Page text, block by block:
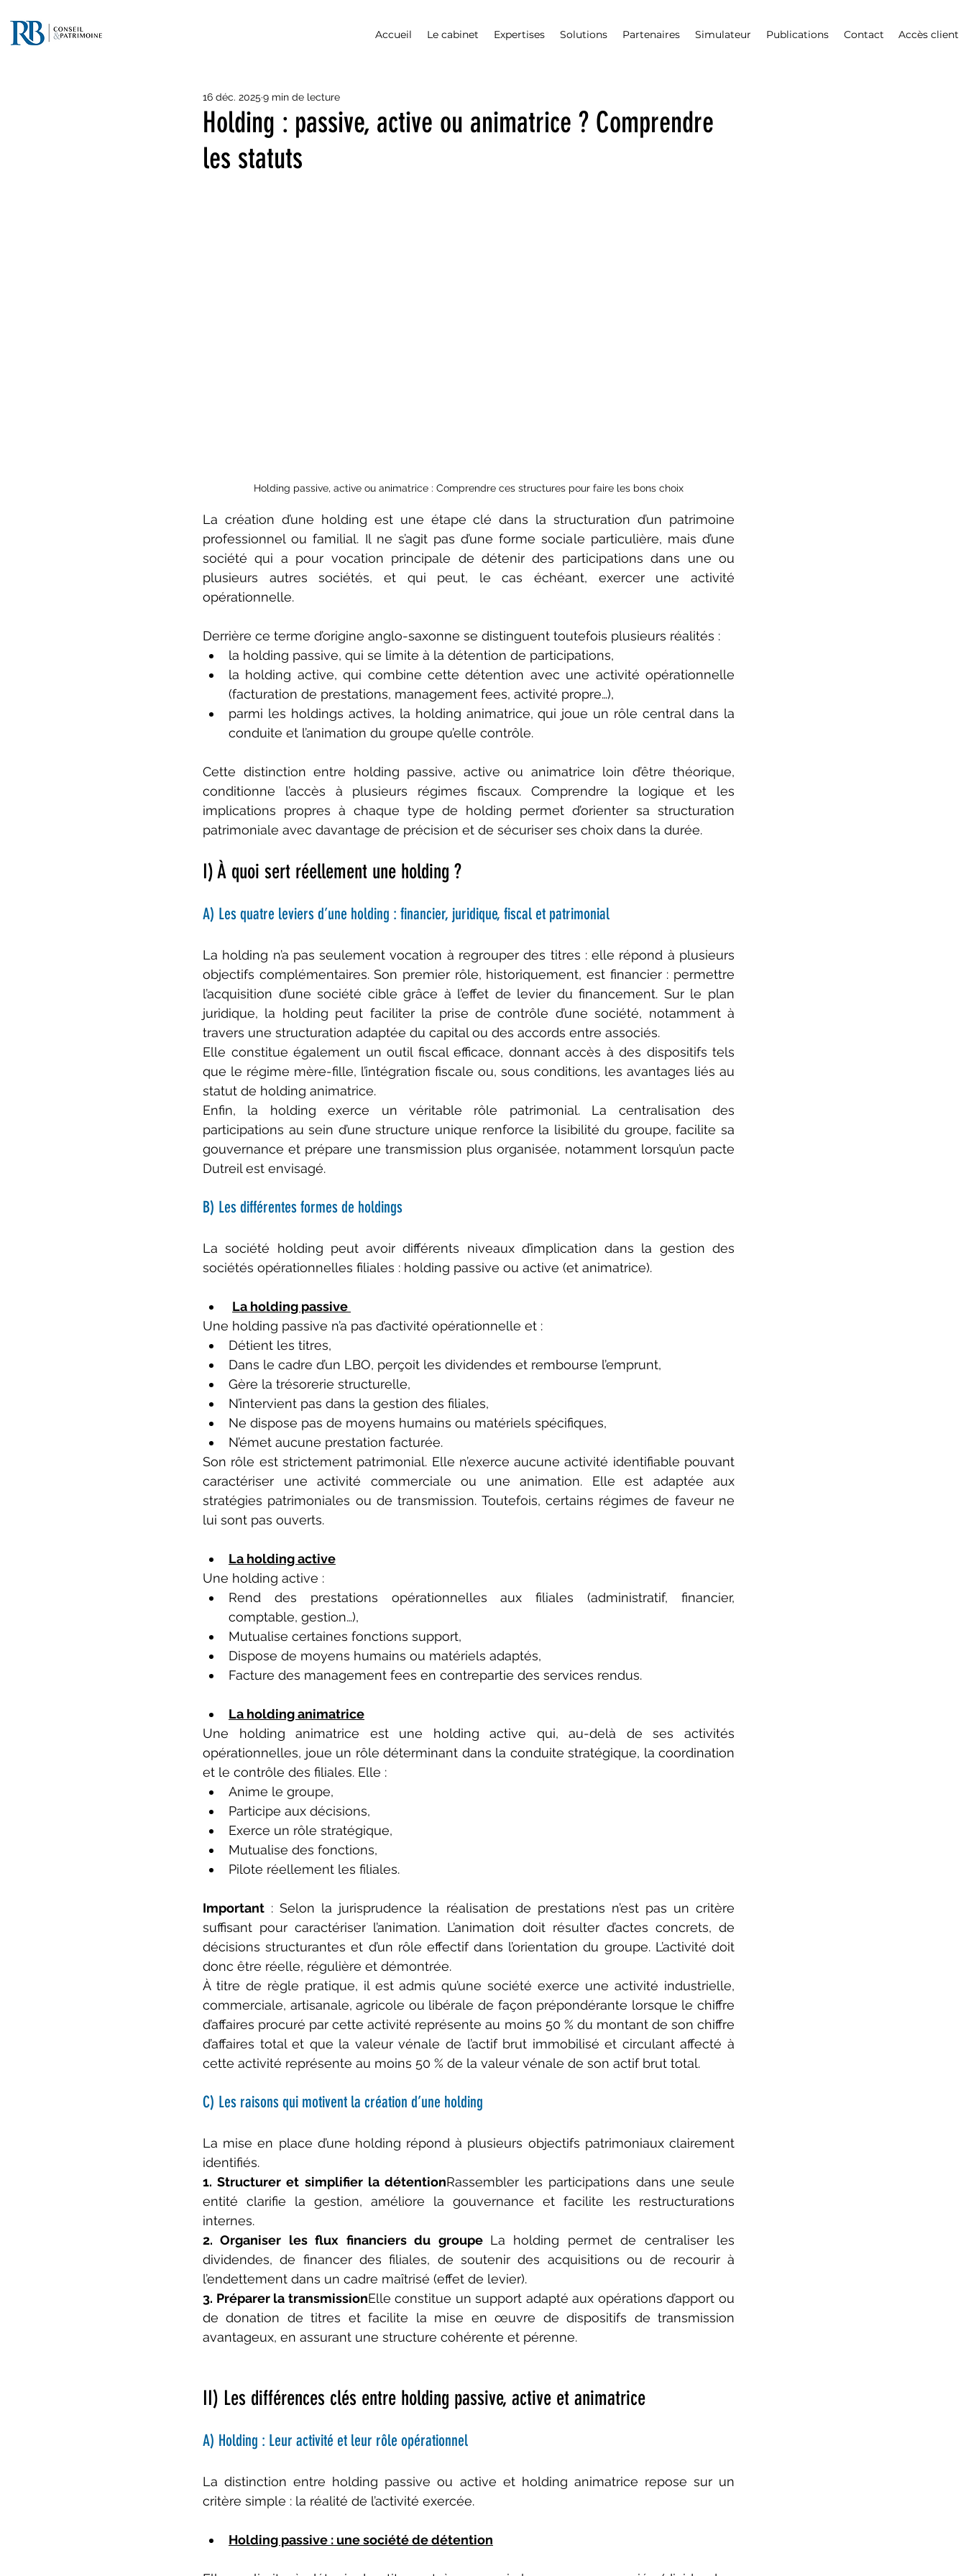
Accueil Le cabinet Expertises Solutions Partenaires Simulateur Publications Contact Accès client
Holding : passive, active ou animatrice ? Comprendre
les statuts
16 déc. 2025 9 min de lecture
Holding passive, active ou animatrice : Comprendre ces structures pour faire les bons choix
La création d’une holding est une étape clé dans la structuration d’un patrimoine
professionnel ou familial. Il ne s’agit pas d’une forme sociale particulière, mais d’une
société qui a pour vocation principale de détenir des participations dans une ou
plusieurs autres sociétés, et qui peut, le cas échéant, exercer une activité
opérationnelle.
Derrière ce terme d’origine anglo-saxonne se distinguent toutefois plusieurs réalités :
la holding passive, qui se limite à la détention de participations,
la holding active, qui combine cette détention avec une activité opérationnelle
(facturation de prestations, management fees, activité propre…),
parmi les holdings actives, la holding animatrice, qui joue un rôle central dans la
conduite et l’animation du groupe qu’elle contrôle.
Cette distinction entre holding passive, active ou animatrice loin d’être théorique,
conditionne l’accès à plusieurs régimes fiscaux. Comprendre la logique et les
implications propres à chaque type de holding permet d’orienter sa structuration
patrimoniale avec davantage de précision et de sécuriser ses choix dans la durée.
I) À quoi sert réellement une holding ?
A) Les quatre leviers d’une holding : financier, juridique, fiscal et patrimonial
La holding n’a pas seulement vocation à regrouper des titres : elle répond à plusieurs
objectifs complémentaires. Son premier rôle, historiquement, est financier : permettre
l’acquisition d’une société cible grâce à l’effet de levier du financement. Sur le plan
juridique, la holding peut faciliter la prise de contrôle d’une société, notamment à
travers une structuration adaptée du capital ou des accords entre associés.
Elle constitue également un outil fiscal efficace, donnant accès à des dispositifs tels
que le régime mère-fille, l’intégration fiscale ou, sous conditions, les avantages liés au
statut de holding animatrice.
Enfin, la holding exerce un véritable rôle patrimonial. La centralisation des
participations au sein d’une structure unique renforce la lisibilité du groupe, facilite sa
gouvernance et prépare une transmission plus organisée, notamment lorsqu’un pacte
Dutreil est envisagé.
B) Les différentes formes de holdings
La société holding peut avoir différents niveaux d’implication dans la gestion des
sociétés opérationnelles filiales : holding passive ou active (et animatrice).
La holding passive
Une holding passive n’a pas d’activité opérationnelle et :
Détient les titres,
Dans le cadre d’un LBO, perçoit les dividendes et rembourse l’emprunt,
Gère la trésorerie structurelle,
N’intervient pas dans la gestion des filiales,
Ne dispose pas de moyens humains ou matériels spécifiques,
N’émet aucune prestation facturée.
Son rôle est strictement patrimonial. Elle n’exerce aucune activité identifiable pouvant
caractériser une activité commerciale ou une animation. Elle est adaptée aux
stratégies patrimoniales ou de transmission. Toutefois, certains régimes de faveur ne
lui sont pas ouverts.
La holding active
Une holding active :
Rend des prestations opérationnelles aux filiales (administratif, financier,
comptable, gestion…),
Mutualise certaines fonctions support,
Dispose de moyens humains ou matériels adaptés,
Facture des management fees en contrepartie des services rendus.
La holding animatrice
Une holding animatrice est une holding active qui, au-delà de ses activités
opérationnelles, joue un rôle déterminant dans la conduite stratégique, la coordination
et le contrôle des filiales. Elle :
Anime le groupe,
Participe aux décisions,
Exerce un rôle stratégique,
Mutualise des fonctions,
Pilote réellement les filiales.
Important : Selon la jurisprudence la réalisation de prestations n’est pas un critère
suffisant pour caractériser l’animation. L’animation doit résulter d’actes concrets, de
décisions structurantes et d’un rôle effectif dans l’orientation du groupe. L’activité doit
donc être réelle, régulière et démontrée.
À titre de règle pratique, il est admis qu’une société exerce une activité industrielle,
commerciale, artisanale, agricole ou libérale de façon prépondérante lorsque le chiffre
d’affaires procuré par cette activité représente au moins 50 % du montant de son chiffre
d’affaires total et que la valeur vénale de l’actif brut immobilisé et circulant affecté à
cette activité représente au moins 50 % de la valeur vénale de son actif brut total.
C) Les raisons qui motivent la création d’une holding
La mise en place d’une holding répond à plusieurs objectifs patrimoniaux clairement
identifiés.
1. Structurer et simplifier la détentionRassembler les participations dans une seule
entité clarifie la gestion, améliore la gouvernance et facilite les restructurations
internes.
2. Organiser les flux financiers du groupe La holding permet de centraliser les
dividendes, de financer des filiales, de soutenir des acquisitions ou de recourir à
l’endettement dans un cadre maîtrisé (effet de levier).
3. Préparer la transmissionElle constitue un support adapté aux opérations d’apport ou
de donation de titres et facilite la mise en œuvre de dispositifs de transmission
avantageux, en assurant une structure cohérente et pérenne.
II) Les différences clés entre holding passive, active et animatrice
A) Holding : Leur activité et leur rôle opérationnel
La distinction entre holding passive ou active et holding animatrice repose sur un
critère simple : la réalité de l’activité exercée.
Holding passive : une société de détention